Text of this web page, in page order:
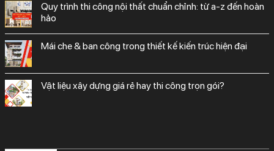
quy trình thi công nội thất chuẩn chỉnh: từ a-z đến hoàn
hảo
mái che & ban công trong thiết kế kiến trúc hiện đại
vật liệu xây dựng giá rẻ hay thi công trọn gói?